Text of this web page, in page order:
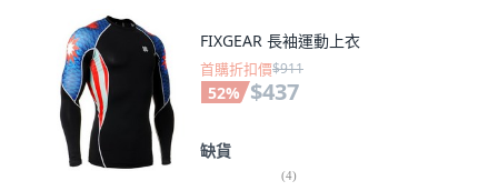
FIXGEAR 長袖運動上衣
首購折扣價$911
52% $437
缺貨
(4)